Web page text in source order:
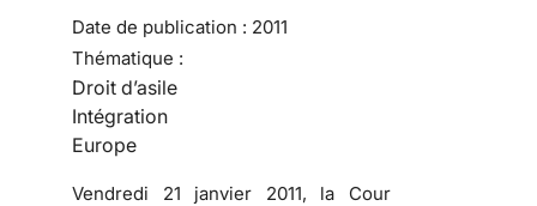
Date de publication : 2011
Thématique :
Droit d’asile
Intégration
Europe
Vendredi 21 janvier 2011, la Cour